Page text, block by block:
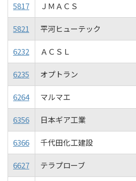
5817 ＪＭＡＣＳ
5821 平河ヒューテック
6232 ＡＣＳＬ
6235 オプトラン
6264 マルマエ
6356 日本ギア工業
6366 千代田化工建設
6627 テラプローブ